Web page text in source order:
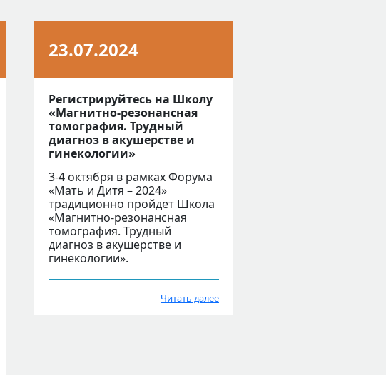
23.07.2024
Регистрируйтесь на Школу
«Магнитно-резонансная
томография. Трудный
диагноз в акушерстве и
гинекологии»
3-4 октября в рамках Форума
«Мать и Дитя – 2024»
традиционно пройдет Школа
«Магнитно-резонансная
томография. Трудный
диагноз в акушерстве и
гинекологии».
Читать далее